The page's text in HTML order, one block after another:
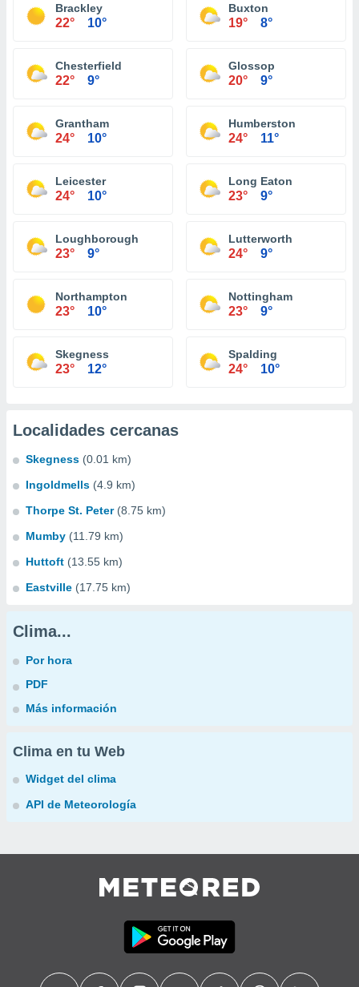
Brackley
22° 10°
Buxton
19° 8°
Chesterfield
22° 9°
Glossop
20° 9°
Grantham
24° 10°
Humberston
24° 11°
Leicester
24° 10°
Long Eaton
23° 9°
Loughborough
23° 9°
Lutterworth
24° 9°
Northampton
23° 10°
Nottingham
23° 9°
Skegness
23° 12°
Spalding
24° 10°
Localidades cercanas
Skegness (0.01 km)
Ingoldmells (4.9 km)
Thorpe St. Peter (8.75 km)
Mumby (11.79 km)
Huttoft (13.55 km)
Eastville (17.75 km)
Clima...
Por hora
PDF
Más información
Clima en tu Web
Widget del clima
API de Meteorología